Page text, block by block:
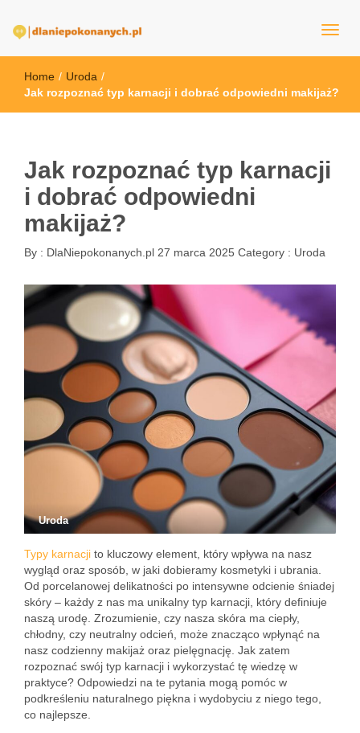
dlaNiepokonanych.pl
Home / Uroda /
Jak rozpoznać typ karnacji i dobrać odpowiedni makijaż?
Jak rozpoznać typ karnacji
i dobrać odpowiedni
makijaż?
By : DlaNiepokonanych.pl 27 marca 2025 Category : Uroda
Uroda
Typy karnacji to kluczowy element, który wpływa na nasz
wygląd oraz sposób, w jaki dobieramy kosmetyki i ubrania.
Od porcelanowej delikatności po intensywne odcienie śniadej
skóry – każdy z nas ma unikalny typ karnacji, który definiuje
naszą urodę. Zrozumienie, czy nasza skóra ma ciepły,
chłodny, czy neutralny odcień, może znacząco wpłynąć na
nasz codzienny makijaż oraz pielęgnację. Jak zatem
rozpoznać swój typ karnacji i wykorzystać tę wiedzę w
praktyce? Odpowiedzi na te pytania mogą pomóc w
podkreśleniu naturalnego piękna i wydobyciu z niego tego,
co najlepsze.